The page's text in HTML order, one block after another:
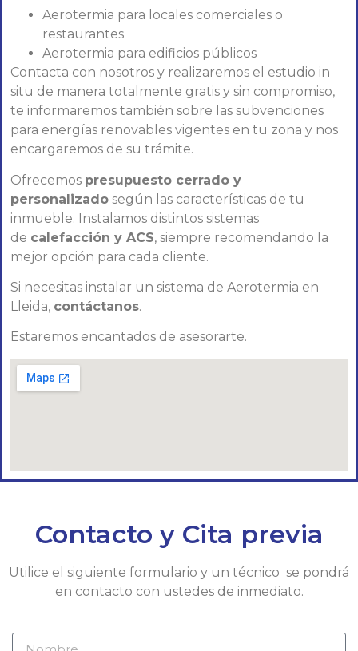
Aerotermia para locales comerciales o
restaurantes
Aerotermia para edificios públicos
Contacta con nosotros y realizaremos el estudio in
situ de manera totalmente gratis y sin compromiso,
te informaremos también sobre las subvenciones
para energías renovables vigentes en tu zona y nos
encargaremos de su trámite.
Ofrecemos presupuesto cerrado y
personalizado según las características de tu
inmueble. Instalamos distintos sistemas
de calefacción y ACS, siempre recomendando la
mejor opción para cada cliente.
Si necesitas instalar un sistema de Aerotermia en
Lleida, contáctanos.
Estaremos encantados de asesorarte.
Contacto y Cita previa
Utilice el siguiente formulario y un técnico se pondrá
en contacto con ustedes de inmediato.